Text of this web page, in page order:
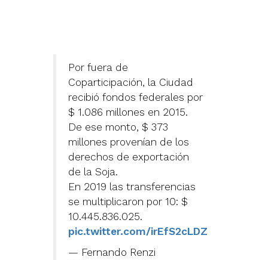
Por fuera de
Coparticipación, la Ciudad
recibió fondos federales por
$ 1.086 millones en 2015.
De ese monto, $ 373
millones provenían de los
derechos de exportación
de la Soja.
En 2019 las transferencias
se multiplicaron por 10: $
10.445.836.025.
pic.twitter.com/irEfS2cLDZ
— Fernando Renzi